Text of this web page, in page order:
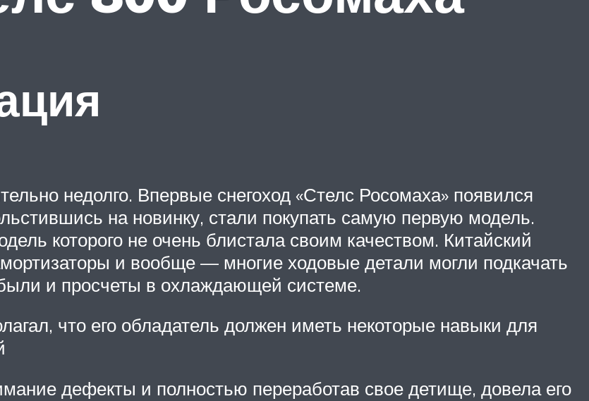
недолго. Впервые снегоход «Стелс Росомаха» появился
на новинку, стали покупать самую первую модель.
которого не очень блистала своим качеством. Китайский
и вообще — многие ходовые детали могли подкачать
и просчеты в охлаждающей системе.
что его обладатель должен иметь некоторые навыки для
дефекты и полностью переработав свое детище, довела его